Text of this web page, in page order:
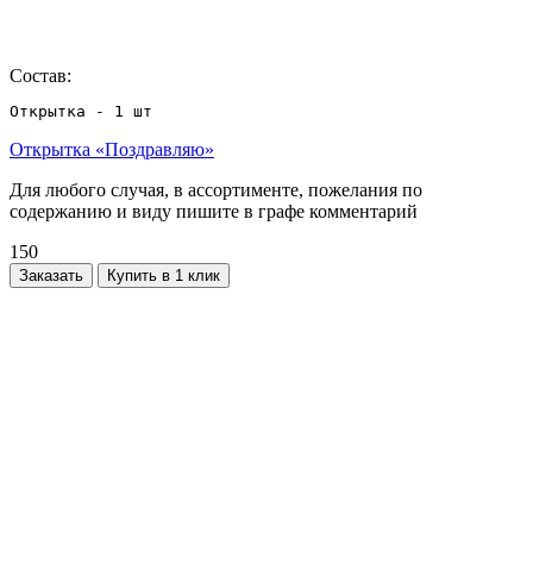
Состав:
Открытка - 1 шт
Открытка «Поздравляю»
Для любого случая, в ассортименте, пожелания по
содержанию и виду пишите в графе комментарий
150
Заказать Купить в 1 клик